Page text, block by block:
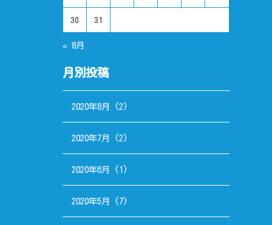
30 31
« 8月
月別投稿
2020年8月 (2)
2020年7月 (2)
2020年6月 (1)
2020年5月 (7)